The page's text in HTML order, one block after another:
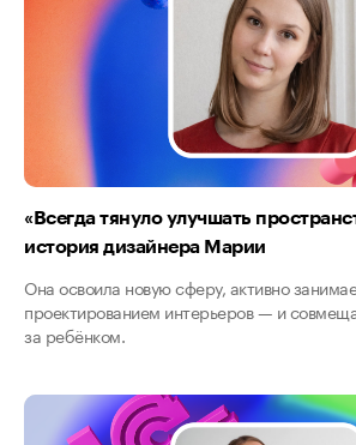
«Всегда тянуло улучшать
история дизайнера Марии
Она освоила новую сферу, активно
проектированием интерьеров — и
за ребёнком.